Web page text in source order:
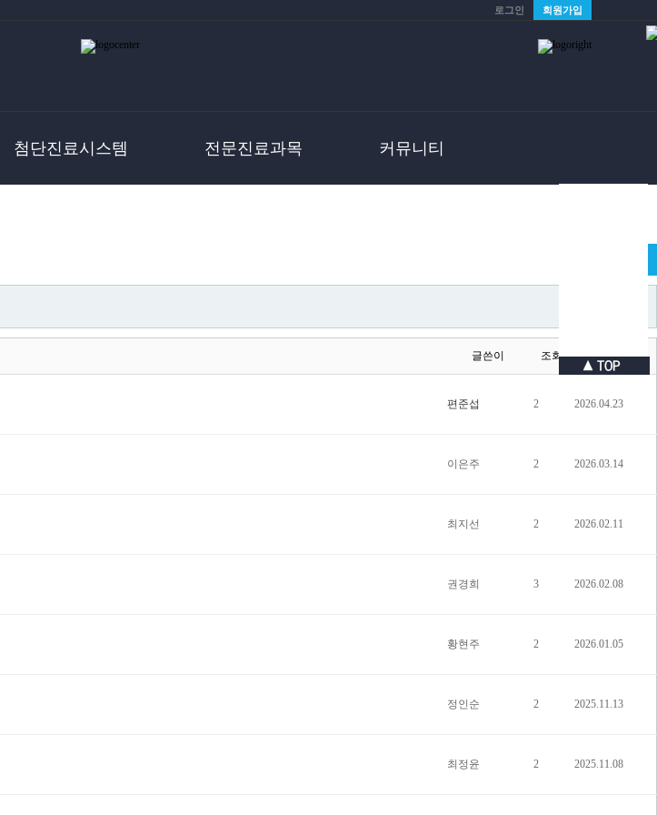
회원가입
로그인
첨단진료시스템 전문진료과목 커뮤니티
글쓴이 조회 날짜
편준섭 2 2026.04.23
이은주 2 2026.03.14
최지선 2 2026.02.11
권경희 3 2026.02.08
황현주 2 2026.01.05
정인순 2 2025.11.13
최정윤 2 2025.11.08